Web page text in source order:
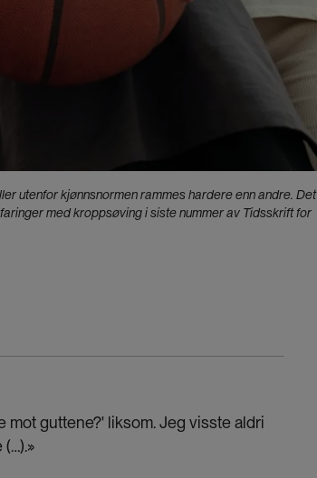
utenfor kjønnsnormen rammes hardere enn andre. Det
med kroppsøving i siste nummer av Tidsskrift for
mot guttene?' liksom. Jeg visste aldri